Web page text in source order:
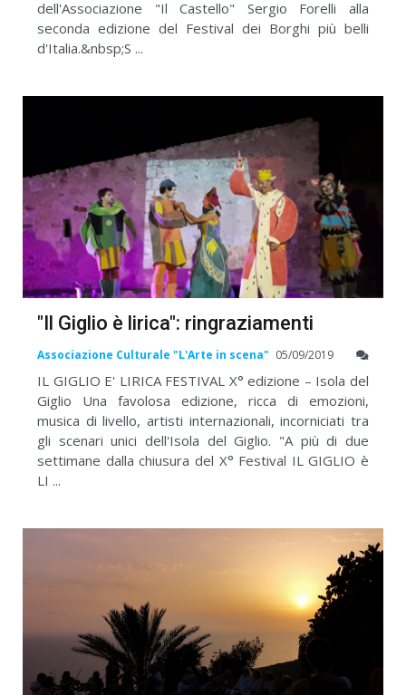
dell'Associazione "Il Castello" Sergio Forelli alla
seconda edizione del Festival dei Borghi più belli
d'Italia.&nbsp;S ...
"Il Giglio è lirica": ringraziamenti
Associazione Culturale "L'Arte in scena" 05/09/2019
IL GIGLIO E' LIRICA FESTIVAL X° edizione – Isola del
Giglio Una favolosa edizione, ricca di emozioni,
musica di livello, artisti internazionali, incorniciati tra
gli scenari unici dell'Isola del Giglio. "A più di due
settimane dalla chiusura del X° Festival IL GIGLIO è
LI ...